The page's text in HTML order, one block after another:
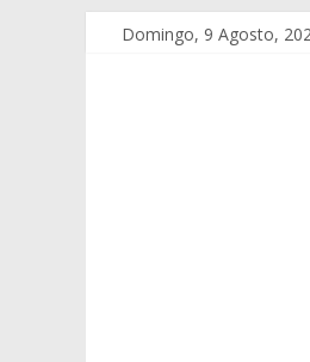
Domingo, 9 Agosto,